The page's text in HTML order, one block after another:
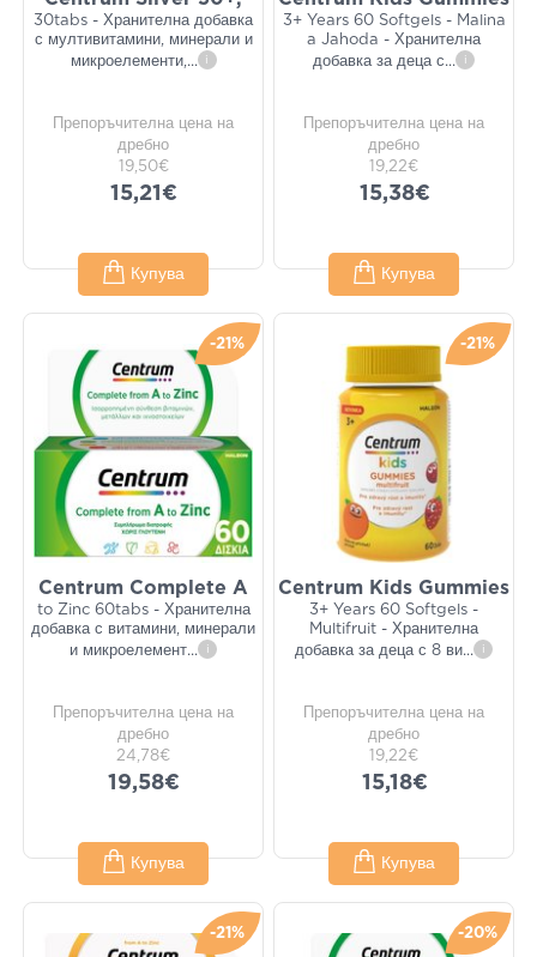
30tabs - Хранителна добавка
с мултивитамини, минерали и
микроелементи,... i
Препоръчителна цена на
дребно
19,50€
15,21€
Купува
3+ Years 60 Softgels - Malina
a Jahoda - Хранителна
добавка за деца с... i
Препоръчителна цена на
дребно
19,22€
15,38€
Купува
-21%
Centrum Complete A
to Zinc 60tabs - Хранителна
добавка с витамини, минерали
и микроелемент... i
Препоръчителна цена на
дребно
24,78€
19,58€
Купува
-21%
Centrum Kids Gummies
3+ Years 60 Softgels -
Multifruit - Хранителна
добавка за деца с 8 ви... i
Препоръчителна цена на
дребно
19,22€
15,18€
Купува
-21% -20%